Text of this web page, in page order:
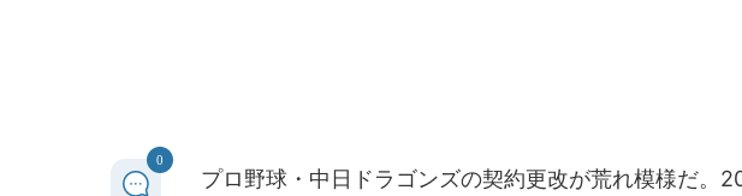
0
プロ野球・中日ドラゴンズの契約更改が荒れ模様だ。